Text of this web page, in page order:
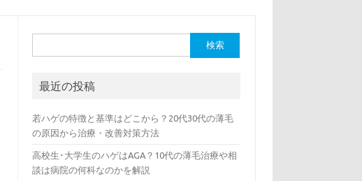
索:
最近の投稿
若ハゲの特徴と基準はどこから？20代30代の薄毛
の原因から治療・改善対策方法
高校生･大学生のハゲはAGA？10代の薄毛治療や相
談は病院の何科なのかを解説